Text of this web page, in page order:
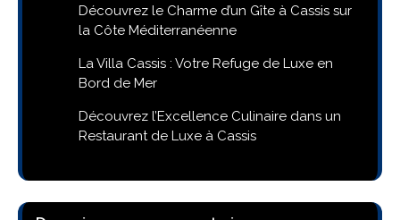
Découvrez le Charme d’un Gîte à Cassis sur
la Côte Méditerranéenne
La Villa Cassis : Votre Refuge de Luxe en
Bord de Mer
Découvrez l’Excellence Culinaire dans un
Restaurant de Luxe à Cassis